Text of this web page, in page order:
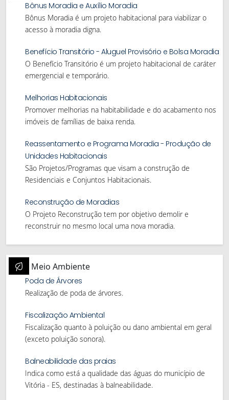
Bônus Moradia e Auxílio Moradia
Bônus Moradia é um projeto habitacional para viabilizar o
acesso à moradia digna.
Benefício Transitório - Aluguel Provisório e Bolsa Moradia
O Benefício Transitório é um projeto habitacional de caráter
emergencial e temporário.
Melhorias Habitacionais
Promover melhorias na habitabilidade e do acabamento nos
imóveis de famílias de baixa renda.
Reassentamento e Programa Moradia - Produção de
Unidades Habitacionais
São Projetos/Programas que visam a construção de
Residenciais e Conjuntos Habitacionais.
Reconstrução de Moradias
O Projeto Reconstrução tem por objetivo demolir e
reconstruir no mesmo local uma nova moradia.
Meio Ambiente
Poda de Árvores
Realização de poda de árvores.
Fiscalização Ambiental
Fiscalização quanto à poluição ou dano ambiental em geral
(exceto poluição sonora).
Balneabilidade das praias
Indica como está a qualidade das águas do município de
Vitória - ES, destinadas à balneabilidade.